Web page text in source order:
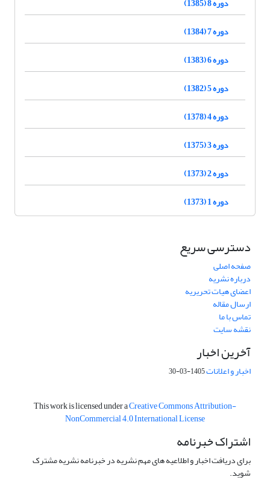
دوره 7 (1384)
دوره 6 (1383)
دوره 5 (1382)
دوره 4 (1378)
دوره 3 (1375)
دوره 2 (1373)
دوره 1 (1373)
دسترسی سریع
صفحه اصلی
درباره نشریه
اعضای هیات تحریریه
ارسال مقاله
تماس با ما
نقشه سایت
آخرین اخبار
اخبار و اعلانات1405-03-30
This work is licensed under aCreative Commons Attribution-
NonCommercial 4.0 International License
اشتراک خبرنامه
برای دریافت اخبار و اطلاعیه های مهم نشریه در خبرنامه نشریه مشترک
شوید.